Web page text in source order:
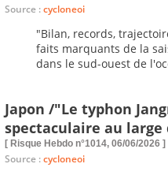
Source :cycloneoi
"Bilan, records,
faits marquants de la
dans le sud-ouest de
Japon /"Le typhon
spectaculaire au large
[ Risque Hebdo n°1014, 06/06/2026 ]
Source :cycloneoi